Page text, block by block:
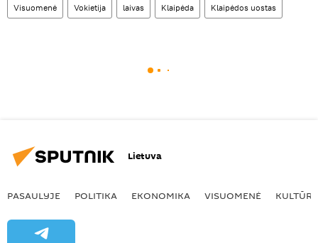
Visuomenė Vokietija laivas Klaipėda Klaipėdos uostas
Lietuva
PASAULYJE POLITIKA EKONOMIKA VISUOMENĖ KULTŪRA